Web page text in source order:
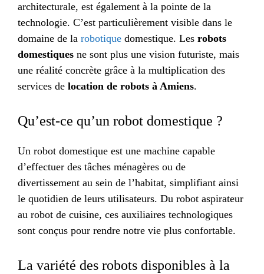
architecturale, est également à la pointe de la
technologie. C’est particulièrement visible dans le
domaine de la robotique domestique. Les robots
domestiques ne sont plus une vision futuriste, mais
une réalité concrète grâce à la multiplication des
services de location de robots à Amiens.
Qu’est-ce qu’un robot domestique ?
Un robot domestique est une machine capable
d’effectuer des tâches ménagères ou de
divertissement au sein de l’habitat, simplifiant ainsi
le quotidien de leurs utilisateurs. Du robot aspirateur
au robot de cuisine, ces auxiliaires technologiques
sont conçus pour rendre notre vie plus confortable.
La variété des robots disponibles à la